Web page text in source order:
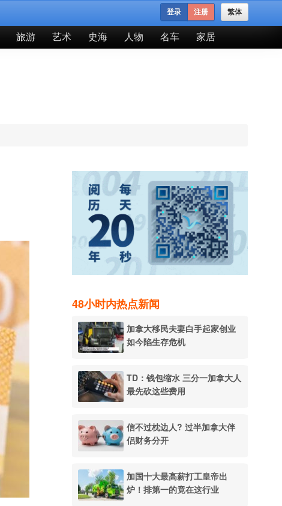
繁体
登录 注册
旅游 艺术 史海 人物 名车 家居
48小时内热点新闻
加拿大移民夫妻白手起家创业
如今陷生存危机
TD：钱包缩水 三分一加拿大人
最先砍这些费用
信不过枕边人? 过半加拿大伴
侣财务分开
加国十大最高薪打工皇帝出
炉！排第一的竟在这行业